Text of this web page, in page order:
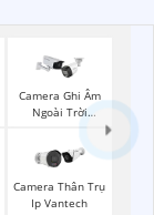
Camera Ghi Âm
Ngoài Trời
Camera Thân Trụ
Ip Vantech